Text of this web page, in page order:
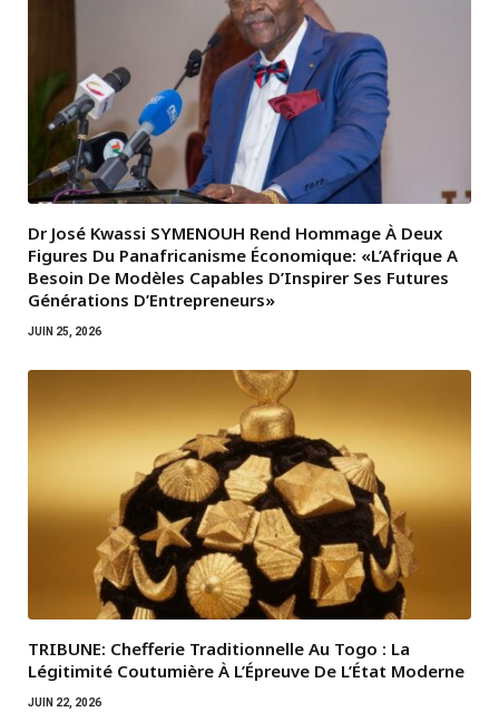
Dr José Kwassi SYMENOUH Rend Hommage À Deux
Figures Du Panafricanisme Économique: «L’Afrique A
Besoin De Modèles Capables D’Inspirer Ses Futures
Générations D’Entrepreneurs»
JUIN 25, 2026
TRIBUNE: Chefferie Traditionnelle Au Togo : La
Légitimité Coutumière À L’Épreuve De L’État Moderne
JUIN 22, 2026